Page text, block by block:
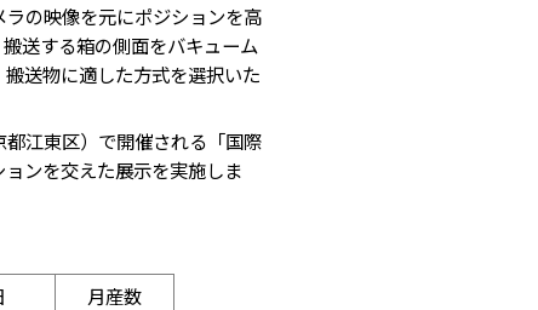
の映像を元にポジションを高
送する箱の側面をバキューム
送物に適した方式を選択いた
江東区）で開催される「国際
ンを交えた展示を実施しま
月産数